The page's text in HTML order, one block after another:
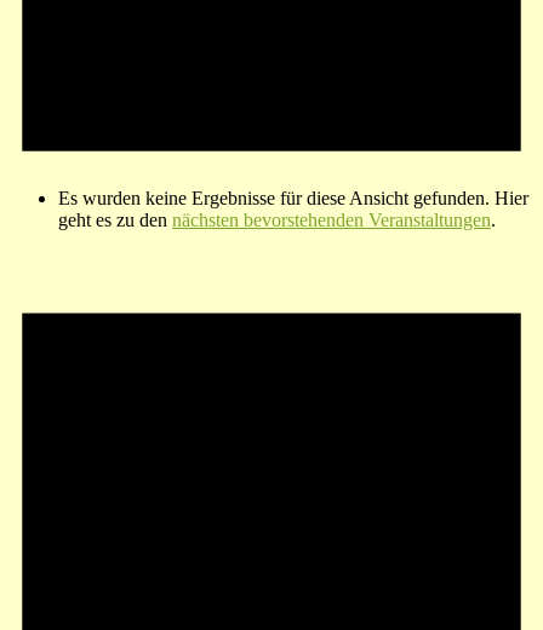
Es wurden keine Ergebnisse für diese Ansicht gefunden. Hier
geht es zu den nächsten bevorstehenden Veranstaltungen.